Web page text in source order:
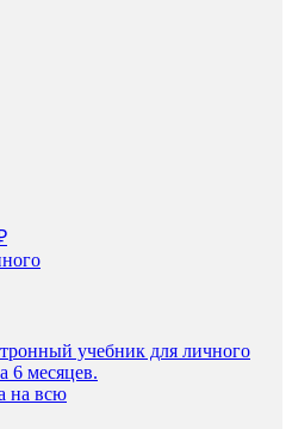
учебник для личного
6 месяцев.
на всю